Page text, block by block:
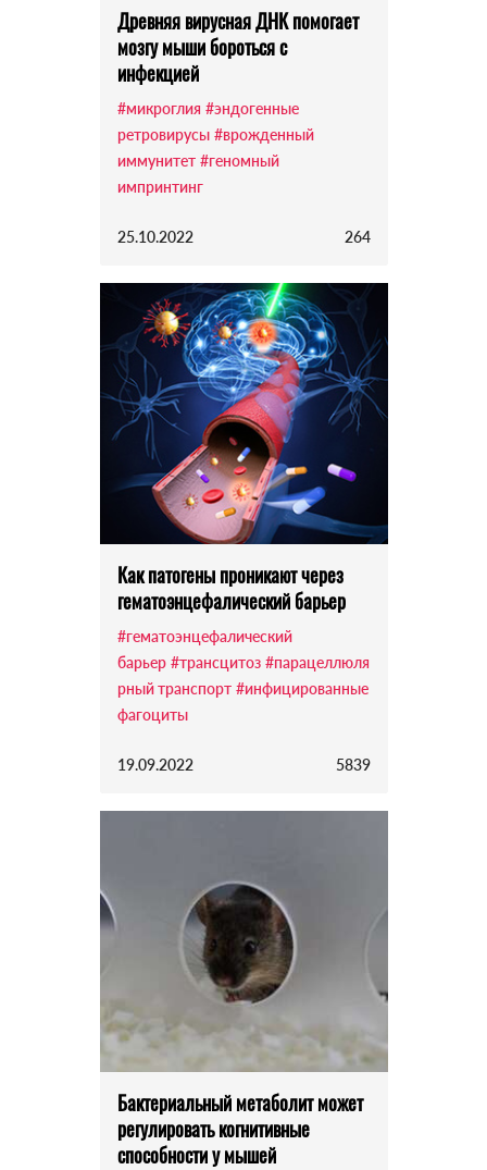
Древняя вирусная ДНК помогает
мозгу мыши бороться с
инфекцией
#микроглия #эндогенные
ретровирусы #врожденный
иммунитет #геномный
импринтинг
25.10.2022 264
Как патогены проникают через
гематоэнцефалический барьер
#гематоэнцефалический
барьер #трансцитоз #парацеллюля
рный транспорт #инфицированные
фагоциты
19.09.2022 5839
Бактериальный метаболит может
регулировать когнитивные
способности у мышей